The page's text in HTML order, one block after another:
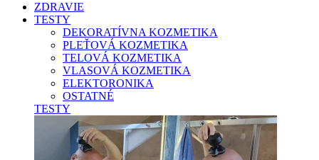
ZDRAVIE
TESTY
DEKORATÍVNA KOZMETIKA
PLEŤOVÁ KOZMETIKA
TELOVÁ KOZMETIKA
VLASOVÁ KOZMETIKA
ELEKTORONIKA
OSTATNÉ
TESTY